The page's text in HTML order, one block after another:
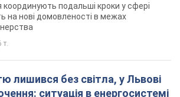
координують подальші кроки у сфері
на нові домовленості в межах
т.
лишився без світла, у Львові
ситуація в енергосистемі